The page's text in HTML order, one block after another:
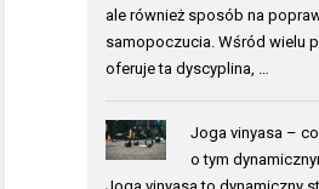
ale również sposób na
samopoczucia. Wśród wielu
oferuje ta dyscyplina, …
Joga vinyasa –
o tym